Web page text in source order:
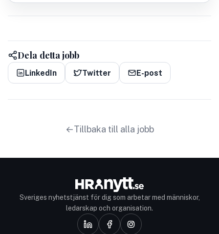
Dela detta jobb
LinkedIn Twitter E-post
Tillbaka till alla jobb
Sveriges nyhetstjänst för dig som arbetar med människor,
ledarskap och organisation.